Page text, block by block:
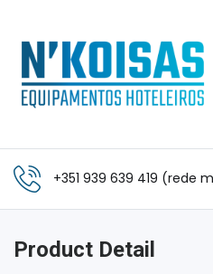
+351 939 639 419 (rede
Product Detail